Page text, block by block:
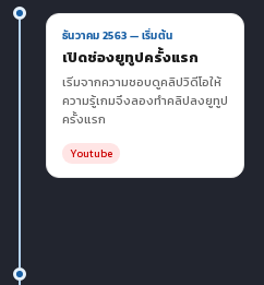
ธันวาคม 2563 — เริ่มต้น
เปิดช่องยูทูปครั้งแรก
เริ่มจากความชอบดูคลิปวิดีโอให้
ความรู้เกมจึงลองทำคลิปลงยูทูป
ครั้งแรก
Youtube